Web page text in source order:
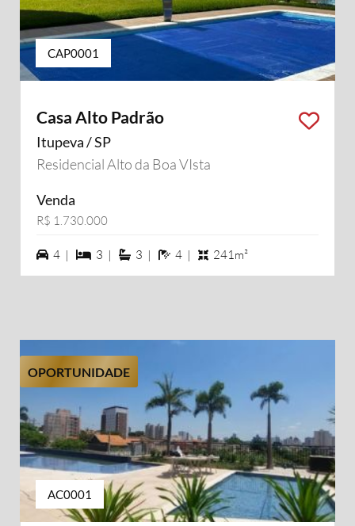
CAP0001
Casa Alto Padrão
Itupeva / SP
Residencial Alto da Boa VIsta
Venda
R$ 1.730.000
4 vagas na garagem
4 | 3 dormiórios
3 | 3 suítes
3 | 4 banheiros
4 | 241m²
OPORTUNIDADE
AC0001